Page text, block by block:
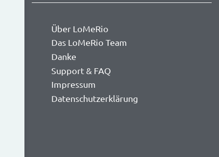
Über LoMeRio
Das LoMeRio Team
Danke
Support & FAQ
Impressum
Datenschutzerklärung